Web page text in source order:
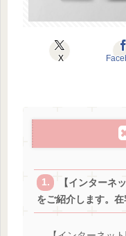
X
【インターネ
をご紹介します。